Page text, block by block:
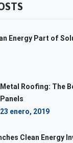
Energy Part of
Metal Roofing: The
Panels
23 enero, 2019
Clean Energy